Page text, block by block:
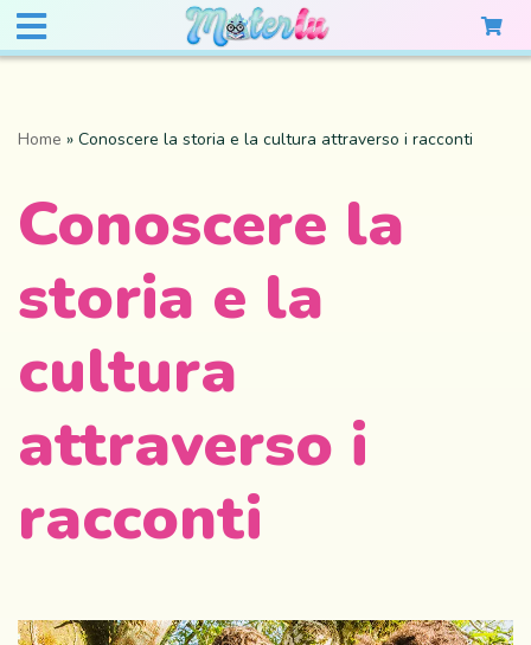
Home » Conoscere la storia e la cultura attraverso i racconti
Conoscere la
storia e la
cultura
attraverso i
racconti